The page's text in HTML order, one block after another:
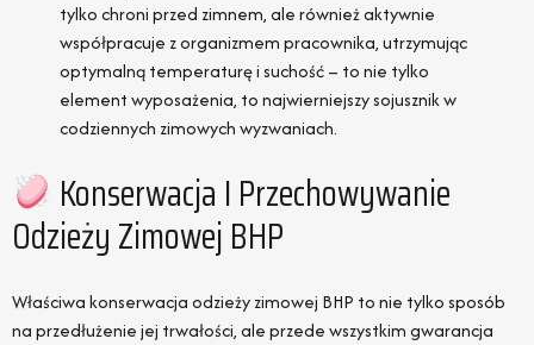
tylko chroni przed zimnem, ale również aktywnie
współpracuje z organizmem pracownika, utrzymując
optymalną temperaturę i suchość – to nie tylko
element wyposażenia, to najwierniejszy sojusznik w
codziennych zimowych wyzwaniach.
Konserwacja I Przechowywanie
Odzieży Zimowej BHP
Właściwa konserwacja odzieży zimowej BHP to nie tylko sposób
na przedłużenie jej trwałości, ale przede wszystkim gwarancja